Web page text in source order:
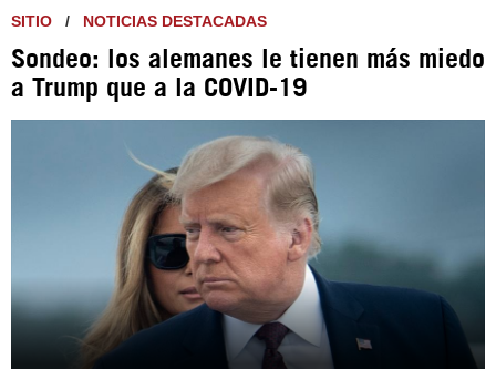
https://t.me/hispantvcanal
https://urmedium.com/c/hispantv
WhatsApp y Viber: +98 921 79 29 404
SITIO / NOTICIAS DESTACADAS
Sondeo: los alemanes le tienen más miedo
a Trump que a la COVID-19